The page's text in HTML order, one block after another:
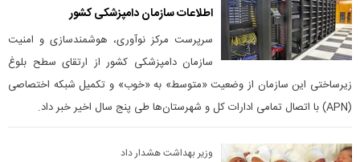
اطلاعات سازمان دامپزشکی کشور
سرپرست مرکز نوآوری، هوشمندسازی و امنیت
سازمان دامپزشکی کشور از ارتقای سطح بلوغ
زیرساختی این سازمان از وضعیت «متوسط» به «خوب» و تکمیل شبکه اختصاصی
(APN) با اتصال تمامی ادارات کل و شهرستان‌ها طی پنج سال اخیر خبر داد.
وزیر بهداشت هشدار داد